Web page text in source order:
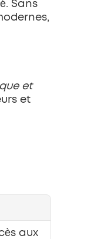
Sans
et
et
aux